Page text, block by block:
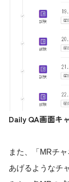
Daily QA画面キ
また、「MRチ
あげるようなチ